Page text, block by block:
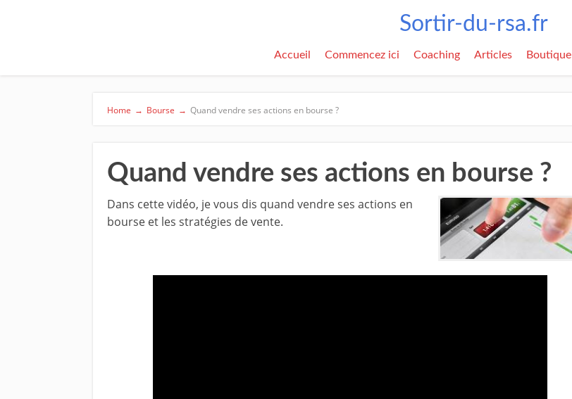
Sortir-du-rsa.fr
Accueil Commencez ici Coaching Articles Boutique
Home → Bourse → Quand vendre ses actions en bourse ?
Quand vendre ses actions en bourse ?
Dans cette vidéo, je vous dis quand vendre ses actions en
bourse et les stratégies de vente.